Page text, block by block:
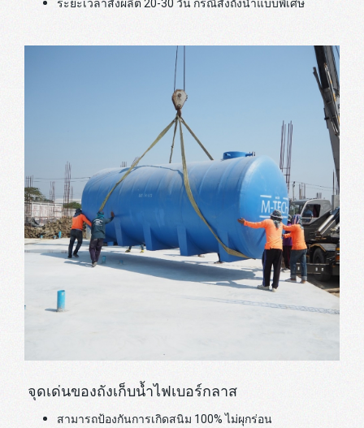
ระยะเวลาสั่งผลิต 20-30 วัน กรณีสั่งถังน้ำแบบพิเศษ
จุดเด่นของถังเก็บน้ำไฟเบอร์กลาส
สามารถป้องกันการเกิดสนิม 100% ไม่ผุกร่อน